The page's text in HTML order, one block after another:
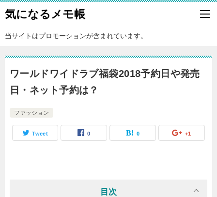
気になるメモ帳
当サイトはプロモーションが含まれています。
ワールドワイドラブ福袋2018予約日や発売
日・ネット予約は？
ファッション
Tweet 0 0 +1
目次